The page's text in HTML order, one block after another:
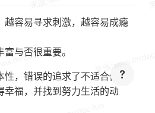
越容易寻求刺激，越容易成瘾
与否很重要。
，错误的追求了不适合你的
幸福，并找到努力生活的动